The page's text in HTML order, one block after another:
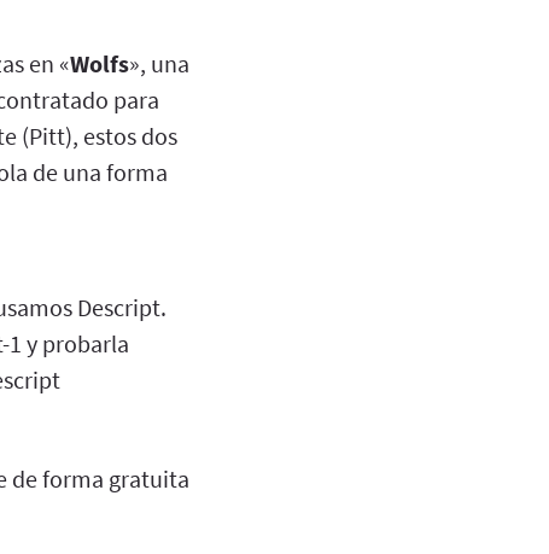
en «Wolfs», una
para
(Pitt), estos dos
de una forma
Descript.
1 y probarla
de forma gratuita